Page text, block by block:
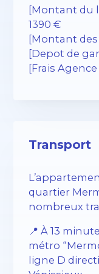
[Montant du
1390 €
[Montant
[Depot de
[Frais
Transport
quartier
nombreux
📍 À 13
métro
ligne D